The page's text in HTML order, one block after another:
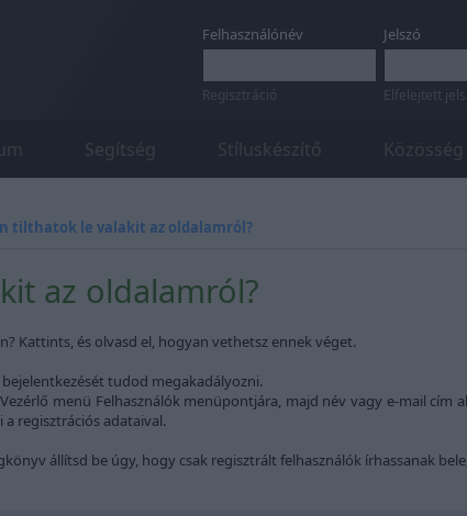
Felhasználónév
Regisztráció
Jelszó
Elfelejtett
Segítség Stíluskészítő Közösség
tilthatok le valakit az oldalamról?
az oldalamról?
Kattints, és olvasd el, hogyan vethetsz ennek véget.
tudod megakadályozni.
menü Felhasználók menüpontjára, majd név vagy e-mail cím
regisztrációs adataival.
állítsd be úgy, hogy csak regisztrált felhasználók írhassanak